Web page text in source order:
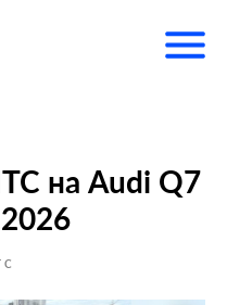
на Audi Q7